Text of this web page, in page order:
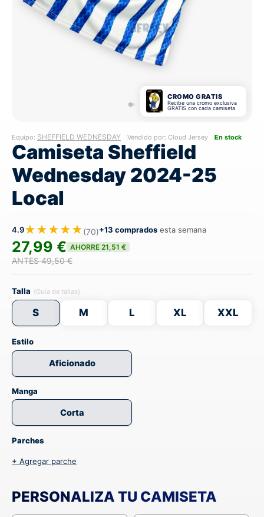
CROMO GRATIS
Recibe una cromo exclusiva
GRATIS con cada camiseta
Equipo: SHEFFIELD WEDNESDAY Vendido por: Cloud Jersey En stock
Camiseta Sheffield
Wednesday 2024-25
Local
4.9★★★★★(70)+13 comprados esta semana
27,99 € AHORRE 21,51 €
ANTES 49,50 €
Talla (Guía de tallas)
S M L XL XXL
Estilo
Aficionado
Manga
Corta
Parches
+ Agregar parche
PERSONALIZA TU CAMISETA